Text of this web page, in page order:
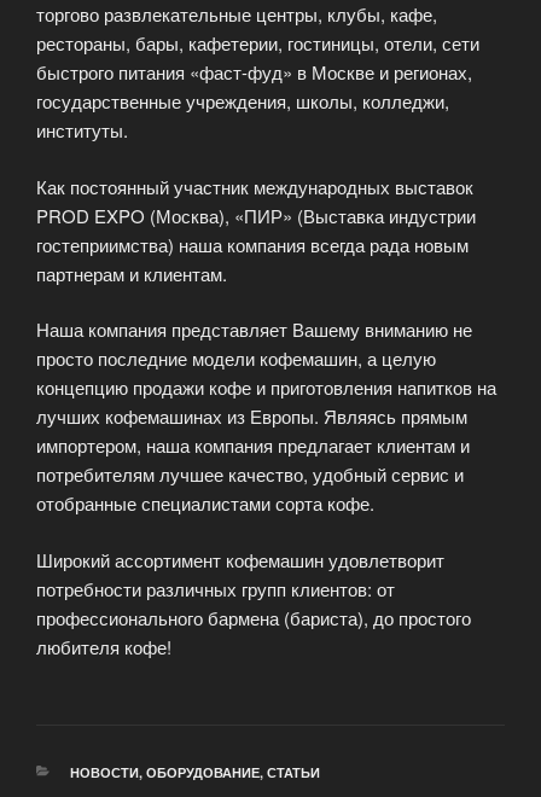
торгово развлекательные центры, клубы, кафе,
рестораны, бары, кафетерии, гостиницы, отели, сети
быстрого питания «фаст-фуд» в Москве и регионах,
государственные учреждения, школы, колледжи,
институты.
Как постоянный участник международных выставок
PROD EXPO (Москва), «ПИР» (Выставка индустрии
гостеприимства) наша компания всегда рада новым
партнерам и клиентам.
Наша компания представляет Вашему вниманию не
просто последние модели кофемашин, а целую
концепцию продажи кофе и приготовления напитков на
лучших кофемашинах из Европы. Являясь прямым
импортером, наша компания предлагает клиентам и
потребителям лучшее качество, удобный сервис и
отобранные специалистами сорта кофе.
Широкий ассортимент кофемашин удовлетворит
потребности различных групп клиентов: от
профессионального бармена (бариста), до простого
любителя кофе!
РУБРИКИ
НОВОСТИ, ОБОРУДОВАНИЕ, СТАТЬИ